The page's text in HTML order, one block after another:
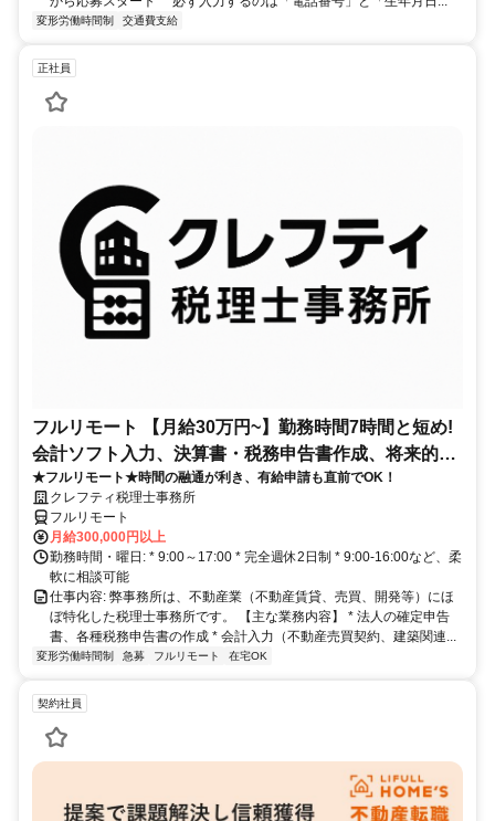
変形労働時間制 交通費支給
正社員
フルリモート 【月給30万円~】勤務時間7時間と短め!
会計ソフト入力、決算書・税務申告書作成、将来的に
決算説明も
★フルリモート★時間の融通が利き、有給申請も直前でOK！
クレフティ税理士事務所
フルリモート
月給300,000円以上
勤務時間・曜日: * 9:00～17:00 * 完全週休2日制 * 9:00-16:00など、柔
軟に相談可能
仕事内容: 弊事務所は、不動産業（不動産賃貸、売買、開発等）にほ
ぼ特化した税理士事務所です。 【主な業務内容】 * 法人の確定申告
書、各種税務申告書の作成 * 会計入力（不動産売買契約、建築関連...
変形労働時間制 急募 フルリモート 在宅OK
契約社員